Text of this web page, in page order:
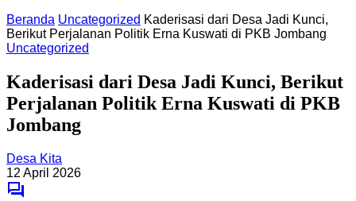
Beranda Uncategorized Kaderisasi dari Desa Jadi Kunci,
Berikut Perjalanan Politik Erna Kuswati di PKB Jombang
Uncategorized
Kaderisasi dari Desa Jadi Kunci, Berikut
Perjalanan Politik Erna Kuswati di PKB
Jombang
Desa Kita
12 April 2026